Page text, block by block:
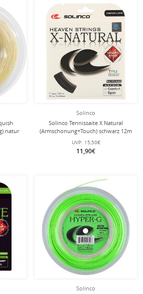
natur
Solinco
Solinco Tennissaite X Natural
(Armschonung+Touch) schwarz 12m
Set
UVP: 15,50€
11,90€
Solinco